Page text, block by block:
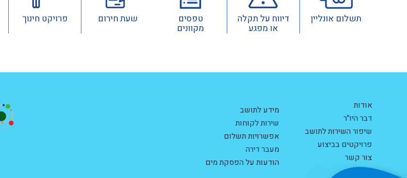
תשלום אונליין דיווח על תקלה
או מפגע
טפסים
מקוונים
שעת חירום פרויקט חינוך
אודות
דבר היו"ר
שיפור השירות לתושב
פרויקטים בביצוע
צור קשר
מידע לתושב
שירות לקוחות
אפשרויות תשלום
מעבר דירה
הודעות על הפסקת מים